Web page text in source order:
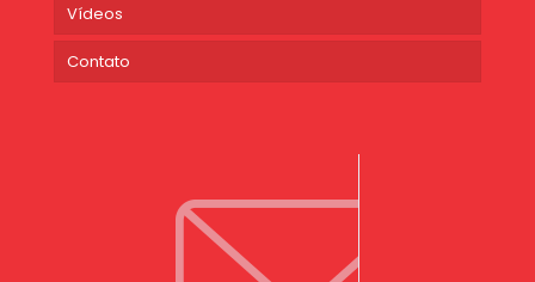
Vídeos
Contato